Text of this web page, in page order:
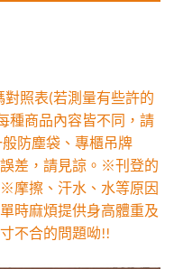
照表(若測量有些許的
種商品內容皆不同，請
防塵袋、專櫃吊牌
差，請見諒。※刊登的
摩擦、汗水、水等原因
時麻煩提供身高體重及
不合的問題呦!!